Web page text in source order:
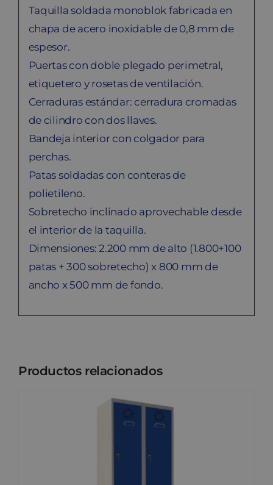
Taquilla soldada monoblok fabricada en
chapa de acero inoxidable de 0,8 mm de
espesor.
Puertas con doble plegado perimetral,
etiquetero y rosetas de ventilación.
Cerraduras estándar: cerradura cromadas
de cilindro con dos llaves.
Bandeja interior con colgador para
perchas.
Patas soldadas con conteras de
polietileno.
Sobretecho inclinado aprovechable desde
el interior de la taquilla.
Dimensiones: 2.200 mm de alto (1.800+100
patas + 300 sobretecho) x 800 mm de
ancho x 500 mm de fondo.
Productos relacionados